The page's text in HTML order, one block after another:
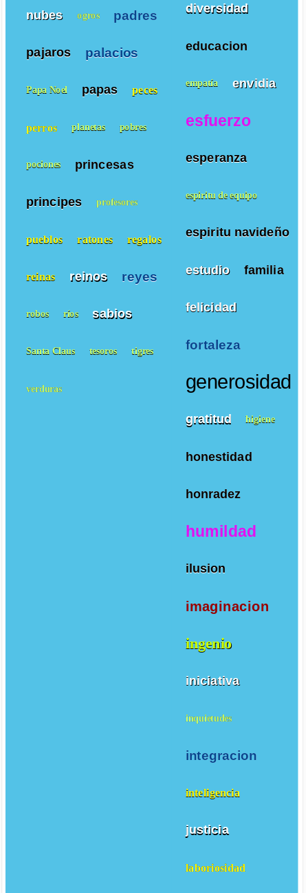
diversidad
educacion
empatía envidia
esfuerzo
esperanza
espiritu de equipo
espiritu navideño
estudio familia
felicidad
fortaleza
generosidad
gratitud higiene
honestidad
honradez
humildad
ilusion
imaginacion
ingenio
iniciativa
inquietudes
integracion
inteligencia
justicia
laboriosidad
nubes ogros padres
pajaros palacios
Papa Noel papas peces
perros planetas pobres
pociones princesas
principes profesores
pueblos ratones regalos
reinas reinos reyes
robos ríos sabios
Santa Claus tesoros tigres
verduras